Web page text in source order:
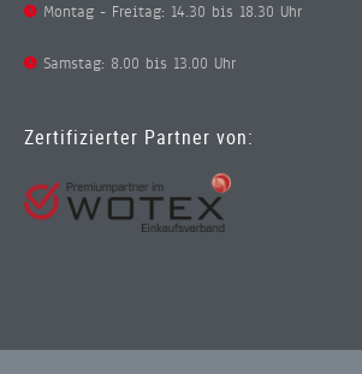
Montag - Freitag: 14.30 bis 18.30 Uhr
Samstag: 8.00 bis 13.00 Uhr
Zertifizierter Partner von: